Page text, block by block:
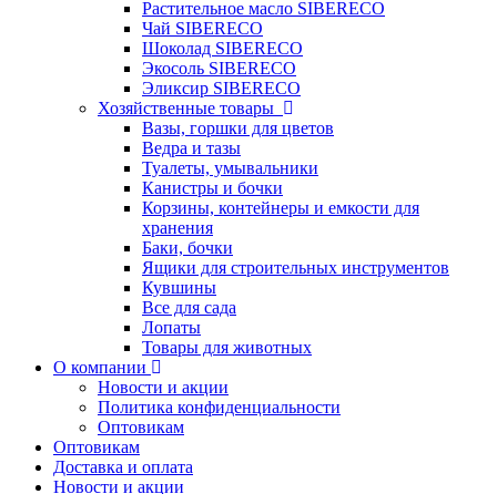
Растительное масло SIBERECO
Чай SIBERECO
Шоколад SIBERECO
Экосоль SIBERECO
Эликсир SIBERECO
Хозяйственные товары
Вазы, горшки для цветов
Ведра и тазы
Туалеты, умывальники
Канистры и бочки
Корзины, контейнеры и емкости для
хранения
Баки, бочки
Ящики для строительных инструментов
Кувшины
Все для сада
Лопаты
Товары для животных
О компании
Новости и акции
Политика конфиденциальности
Оптовикам
Оптовикам
Доставка и оплата
Новости и акции